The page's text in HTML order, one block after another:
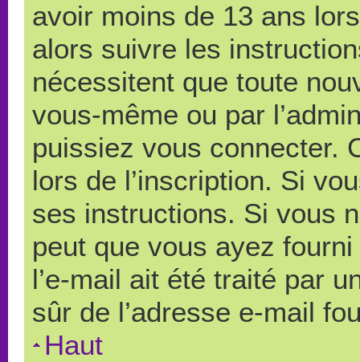
avoir moins de 13 ans
alors suivre les
nécessitent que toute
vous-même ou par
puissiez vous connecter.
lors de l’inscription. Si
ses instructions. Si vous
peut que vous ayez
l’e-mail ait été traité par
sûr de l’adresse e-mail
Haut